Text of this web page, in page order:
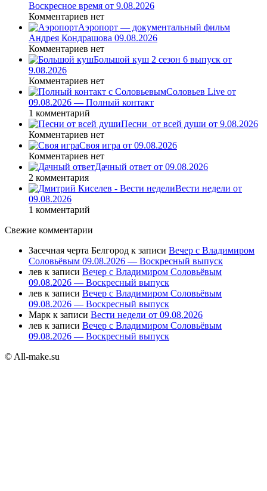
Воскресное время от 9.08.2026
Комментариев нет
Аэропорт — документальный фильм
Андрея Кондрашова 09.08.2026
Комментариев нет
Большой куш 2 сезон 6 выпуск от
9.08.2026
Комментариев нет
Соловьев Live от
09.08.2026 — Полный контакт
1 комментарий
Песни_от всей души от 9.08.2026
Комментариев нет
Своя игра от 09.08.2026
Комментариев нет
Дачный ответ от 09.08.2026
2 комментария
Вести недели от
09.08.2026
1 комментарий
Свежие комментарии
Засечная черта Белгород к записи Вечер с Владимиром
Соловьёвым 09.08.2026 — Воскресный выпуск
лев к записи Вечер с Владимиром Соловьёвым
09.08.2026 — Воскресный выпуск
лев к записи Вечер с Владимиром Соловьёвым
09.08.2026 — Воскресный выпуск
Марк к записи Вести недели от 09.08.2026
лев к записи Вечер с Владимиром Соловьёвым
09.08.2026 — Воскресный выпуск
© All-make.su